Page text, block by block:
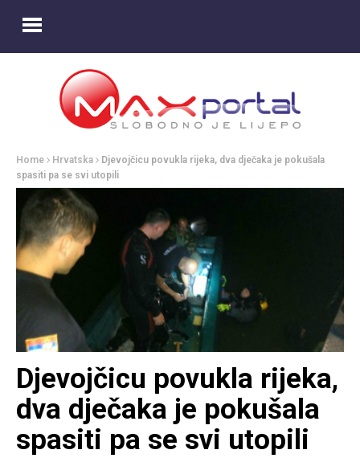
Home Hrvatska
Djevojčicu povukla rijeka, dva dječaka je pokušala
spasiti pa se svi utopili
Djevojčicu povukla rijeka,
dva dječaka je pokušala
spasiti pa se svi utopili